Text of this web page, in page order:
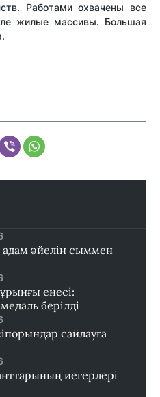
Работами охвачены все
жилые массивы. Большая
әйелін сыммен
енесі:
берілді
сайлауға
иегерлері